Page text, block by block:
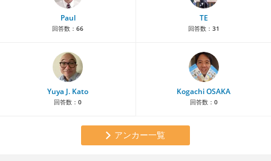
Paul
回答数： 66
TE
回答数： 31
Yuya J. Kato
回答数： 0
Kogachi OSAKA
回答数： 0
アンカー一覧